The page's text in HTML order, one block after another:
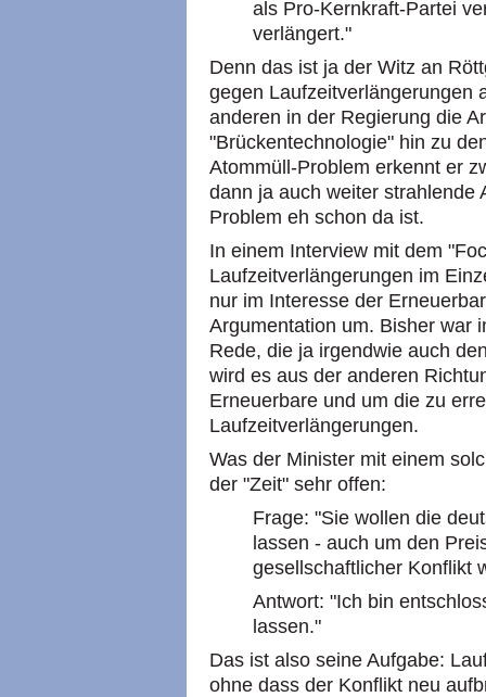
als Pro-Kernkraft-Partei
verlängert."
Denn das ist ja der Witz an
gegen Laufzeitverlängerungen
anderen in der Regierung die
"Brückentechnologie" hin zu
Atommüll-Problem erkennt er
dann ja auch weiter strahlende
Problem eh schon da ist.
In einem Interview mit dem
Laufzeitverlängerungen im
nur im Interesse der
Argumentation um. Bisher war
Rede, die ja irgendwie auch
wird es aus der anderen
Erneuerbare und um die zu
Laufzeitverlängerungen.
Was der Minister mit einem
der "Zeit" sehr offen:
Frage: "Sie wollen die
lassen - auch um den
gesellschaftlicher Konflikt
Antwort: "Ich bin
lassen."
Das ist also seine Aufgabe:
ohne dass der Konflikt neu